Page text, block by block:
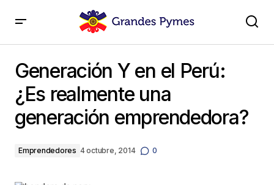
generación emprendedora?
Generación Y en el Perú:
¿Es realmente una
generación emprendedora?
Emprendedores 4 octubre, 2014 0